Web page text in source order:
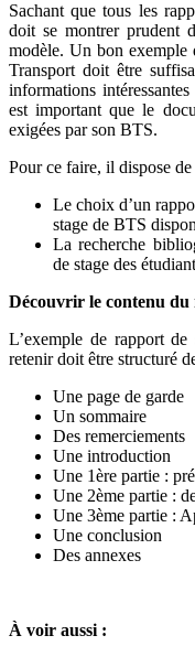
Sachant que tous les
doit se montrer prudent
modèle. Un bon exemple
Transport doit être
informations
est important que le
exigées par son BTS.
Pour ce faire, il dispose
Le choix d’un
stage de BTS
La recherche
de stage des
Découvrir le contenu du
L’exemple de rapport
retenir doit être structuré
Une page de garde
Un sommaire
Des remerciements
Une introduction
Une 1ère partie :
Une 2ème partie :
Une 3ème partie :
Une conclusion
Des annexes
À voir aussi :